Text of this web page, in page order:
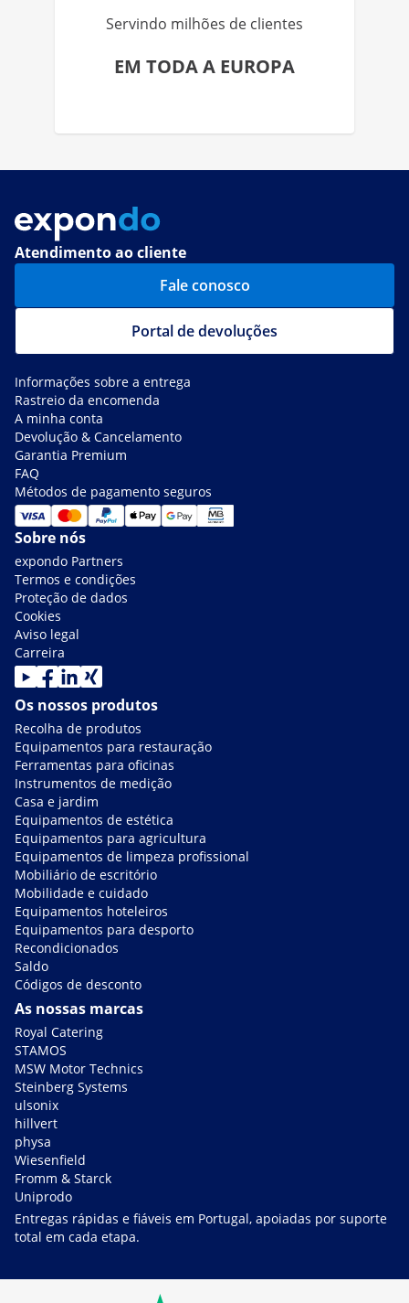
Servindo milhões de clientes
EM TODA A EUROPA
Atendimento ao cliente
Fale conosco
Portal de devoluções
Informações sobre a entrega
Rastreio da encomenda
A minha conta
Devolução & Cancelamento
Garantia Premium
FAQ
Métodos de pagamento seguros
Sobre nós
expondo Partners
Termos e condições
Proteção de dados
Cookies
Aviso legal
Carreira
Os nossos produtos
Recolha de produtos
Equipamentos para restauração
Ferramentas para oficinas
Instrumentos de medição
Casa e jardim
Equipamentos de estética
Equipamentos para agricultura
Equipamentos de limpeza profissional
Mobiliário de escritório
Mobilidade e cuidado
Equipamentos hoteleiros
Equipamentos para desporto
Recondicionados
Saldo
Códigos de desconto
As nossas marcas
Royal Catering
STAMOS
MSW Motor Technics
Steinberg Systems
ulsonix
hillvert
physa
Wiesenfield
Fromm & Starck
Uniprodo
Entregas rápidas e fiáveis em Portugal, apoiadas por suporte
total em cada etapa.